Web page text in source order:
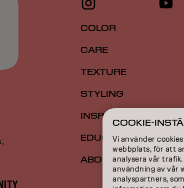
COLOR
CARE
TEXTURE
STYLING
INSPIRATION
EDUCATION
ABOUT
COOKIE-
Vi använder
webbplats, för att
analysera vår
användning av vår
analyspartners,